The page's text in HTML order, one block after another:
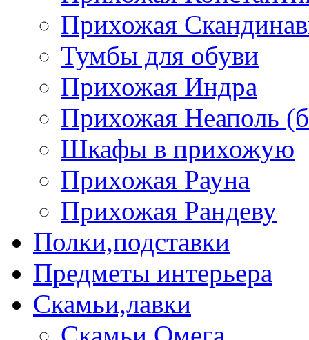
Прихожая
Тумбы для обуви
Прихожая Индра
Прихожая Неаполь
Шкафы в прихожую
Прихожая Рауна
Прихожая Рандеву
Полки,подставки
Предметы интерьера
Скамьи,лавки